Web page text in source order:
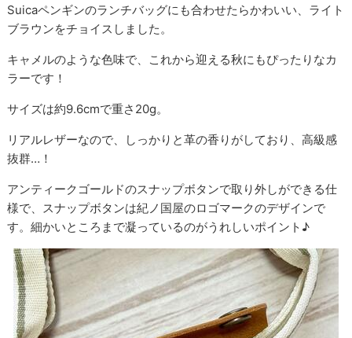
Suicaペンギンのランチバッグにも合わせたらかわいい、ライト
ブラウンをチョイスしました。
キャメルのような色味で、これから迎える秋にもぴったりなカ
ラーです！
サイズは約9.6cmで重さ20g。
リアルレザーなので、しっかりと革の香りがしており、高級感
抜群…！
アンティークゴールドのスナップボタンで取り外しができる仕
様で、スナップボタンは紀ノ国屋のロゴマークのデザインで
す。細かいところまで凝っているのがうれしいポイント♪